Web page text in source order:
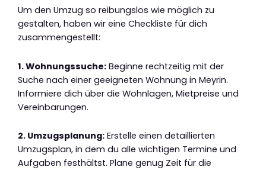
Um den Umzug so reibungslos wie möglich zu
gestalten, haben wir eine Checkliste für dich
zusammengestellt:
1. Wohnungssuche: Beginne rechtzeitig mit der
Suche nach einer geeigneten Wohnung in Meyrin.
Informiere dich über die Wohnlagen, Mietpreise und
Vereinbarungen.
2. Umzugsplanung: Erstelle einen detaillierten
Umzugsplan, in dem du alle wichtigen Termine und
Aufgaben festhältst. Plane genug Zeit für die